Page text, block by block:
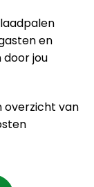
en
jou
overzicht van